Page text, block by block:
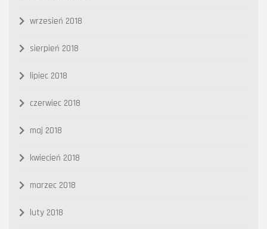
wrzesień 2018
sierpień 2018
lipiec 2018
czerwiec 2018
maj 2018
kwiecień 2018
marzec 2018
luty 2018